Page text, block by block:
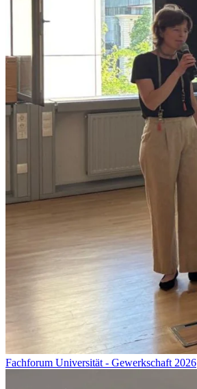
Fachforum Universität - Gewerkschaft 2026